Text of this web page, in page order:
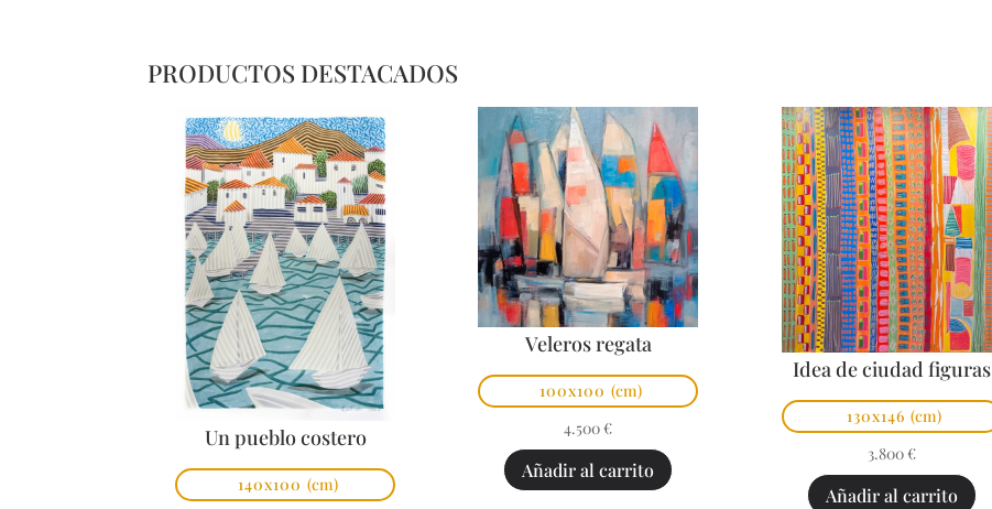
PRODUCTOS DESTACADOS
Un pueblo costero
140x100 (cm)
Veleros regata
100x100 (cm)
4.500 €
Añadir al carrito
Idea de ciudad figuras
130x146 (cm)
3.800 €
Añadir al carrito